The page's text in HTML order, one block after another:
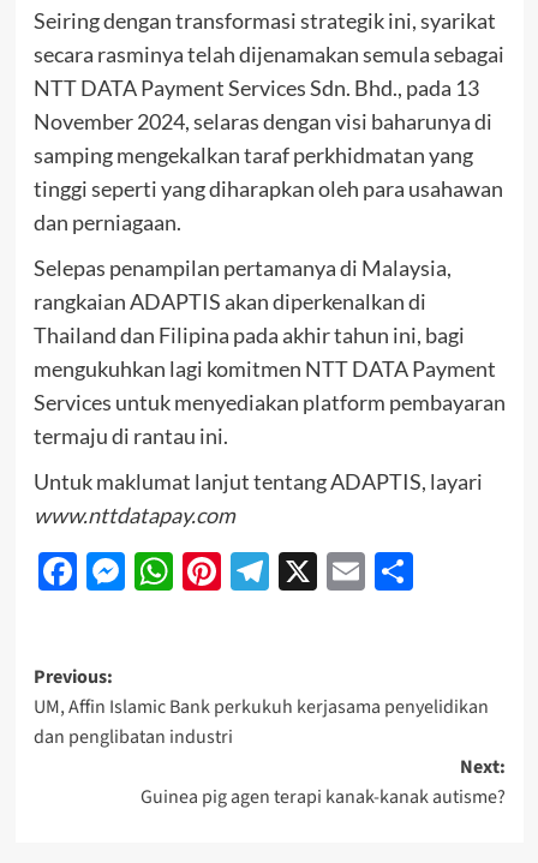
Seiring dengan transformasi strategik ini, syarikat
secara rasminya telah dijenamakan semula sebagai
NTT DATA Payment Services Sdn. Bhd., pada 13
November 2024, selaras dengan visi baharunya di
samping mengekalkan taraf perkhidmatan yang
tinggi seperti yang diharapkan oleh para usahawan
dan perniagaan.
Selepas penampilan pertamanya di Malaysia,
rangkaian ADAPTIS akan diperkenalkan di
Thailand dan Filipina pada akhir tahun ini, bagi
mengukuhkan lagi komitmen NTT DATA Payment
Services untuk menyediakan platform pembayaran
termaju di rantau ini.
Untuk maklumat lanjut tentang ADAPTIS, layari
www.nttdatapay.com
Facebook
Messenger
WhatsApp
Pinterest
Telegram
X EmailShare
Previous:
UM, Affin Islamic Bank perkukuh kerjasama penyelidikan
dan penglibatan industri
Next:
Guinea pig agen terapi kanak-kanak autisme?